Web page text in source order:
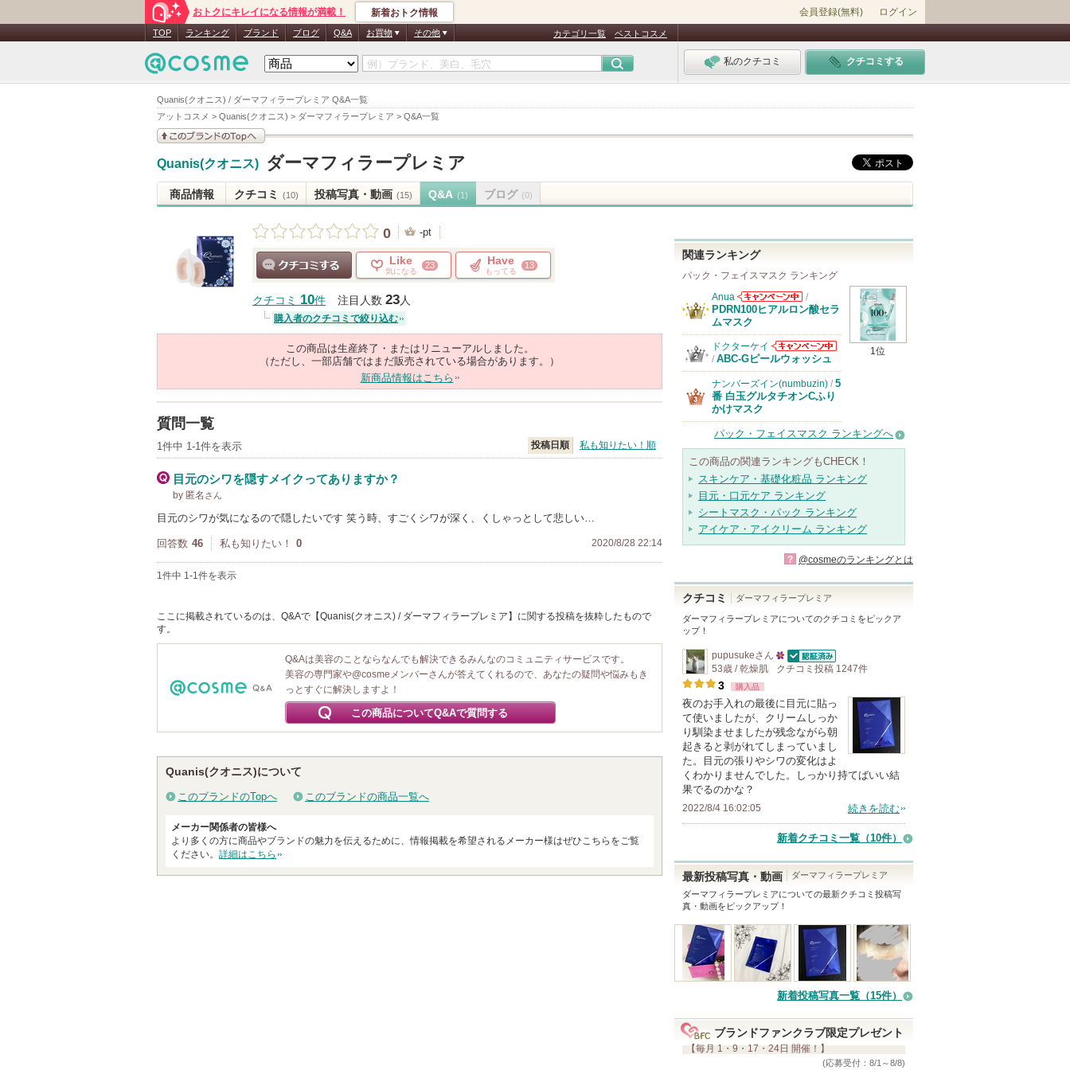
Quanis(クオニス) / ダーマフィラープレミア Q&A一覧
アットコスメ > Quanis(クオニス) > ダーマフィラープレミア > Q&A一覧
おトクにキレイになる情報が満載！ 新着おトク情報 会員登録(無料) ログイン
TOP ランキング ブランド ブログ Q&A お買物 その他 カテゴリ一覧 ベストコスメ
私のクチコミ クチコミする
見る
Quanis(クオニス) ダーマフィラープレミア
商品情報 クチコミ (10) 投稿写真・動画 (15) Q&A (1) ブログ (0)
0 -pt
Like
気になる
23 Have
もってる
13
クチコミ 10件 注目人数 23人
購入者のクチコミで絞り込む
この商品は生産終了・またはリニューアルしました。
（ただし、一部店舗ではまだ販売されている場合があります。）
新商品情報はこちら
質問一覧
1件中 1-1件を表示 投稿日順 私も知りたい！順
目元のシワを隠すメイクってありますか？
by 匿名 さん
目元のシワが気になるので隠したいです 笑う時、すごくシワが深く、くしゃっとして悲しい…
回答数 46 私も知りたい！ 0 2020/8/28 22:14
1件中 1-1件を表示
ここに掲載されているのは、Q&Aで【Quanis(クオニス) / ダーマフィラープレミア】に関する投稿を抜粋したもので
す。
Q&Aは美容のことならなんでも解決できるみんなのコミュニティサービスです。
美容の専門家や@cosmeメンバーさんが答えてくれるので、あなたの疑問や悩みもき
っとすぐに解決しますよ！
この商品についてQ&Aで質問する
Quanis(クオニス)について
このブランドのTopへ このブランドの商品一覧へ
メーカー関係者の皆様へ
より多くの方に商品やブランドの魅力を伝えるために、情報掲載を希望されるメーカー様はぜひこちらをご覧
ください。 詳細はこちら
関連ランキング
パック・フェイスマスク ランキング
1位
Anua
Anuaからのお
知らせがありま
/
PDRN100ヒアルロン酸セラ
ムマスク
ドクターケイ
ドクターケイか
らのお知らせが
あります
/ ABC-Gピールウォッシュ
ナンバーズイン(numbuzin) / 5
番 白玉グルタチオンCふり
かけマスク
パック・フェイスマスク ランキングへ
この商品の関連ランキングもCHECK！
スキンケア・基礎化粧品 ランキング
目元・口元ケア ランキング
シートマスク・パック ランキング
アイケア・アイクリーム ランキング
? @cosmeのランキングとは
クチコミ ダーマフィラープレミア
ダーマフィラープレミアについてのクチコミをピックア
ップ！
pupusukeさん
25
以
上
の
メ
ン
ー
に
お
気
に
り
登
録
さ
て
い
認証済
53歳 / 乾燥肌 クチコミ投稿 1247件
3 購入品
夜のお手入れの最後に目元に貼っ
て使いましたが、クリームしっか
り馴染ませましたが残念ながら朝
起きると剥がれてしまっていまし
た。目元の張りやシワの変化はよ
くわかりませんでした。しっかり持てばいい結
果でるのかな？
2022/8/4 16:02:05 続きを読む
新着クチコミ一覧 （10件）
最新投稿写真・動画
ダーマフィラープレミア
ダーマフィラープレミアについての最新クチコミ投稿写
真・動画をピックアップ！
新着投稿写真一覧（15件）
ブランドファンクラブ限定プレゼント
【毎月 1・9・17・24日 開催！】
(応募受付：8/1～8/8)